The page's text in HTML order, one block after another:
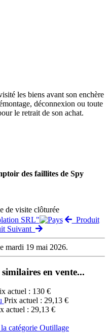
les biens avant son enchère
déconnexion ou toute
le retrait de son achat.
des faillites de Spy
de visite clôturée
SRL"
Produit
Suivant
mardi 19 mai 2026.
en vente...
actuel : 130 €
Prix actuel : 29,13 €
actuel : 29,13 €
catégorie Outillage